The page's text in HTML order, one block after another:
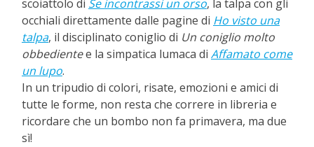
scoiattolo di Se incontrassi un orso, la talpa con gli
occhiali direttamente dalle pagine di Ho visto una
talpa, il disciplinato coniglio di Un coniglio molto
obbedientee la simpatica lumaca di Affamato come
un lupo.
In un tripudio di colori, risate, emozioni e amici di
tutte le forme, non resta che correre in libreria e
ricordare che un bombo non fa primavera, ma due
sì!